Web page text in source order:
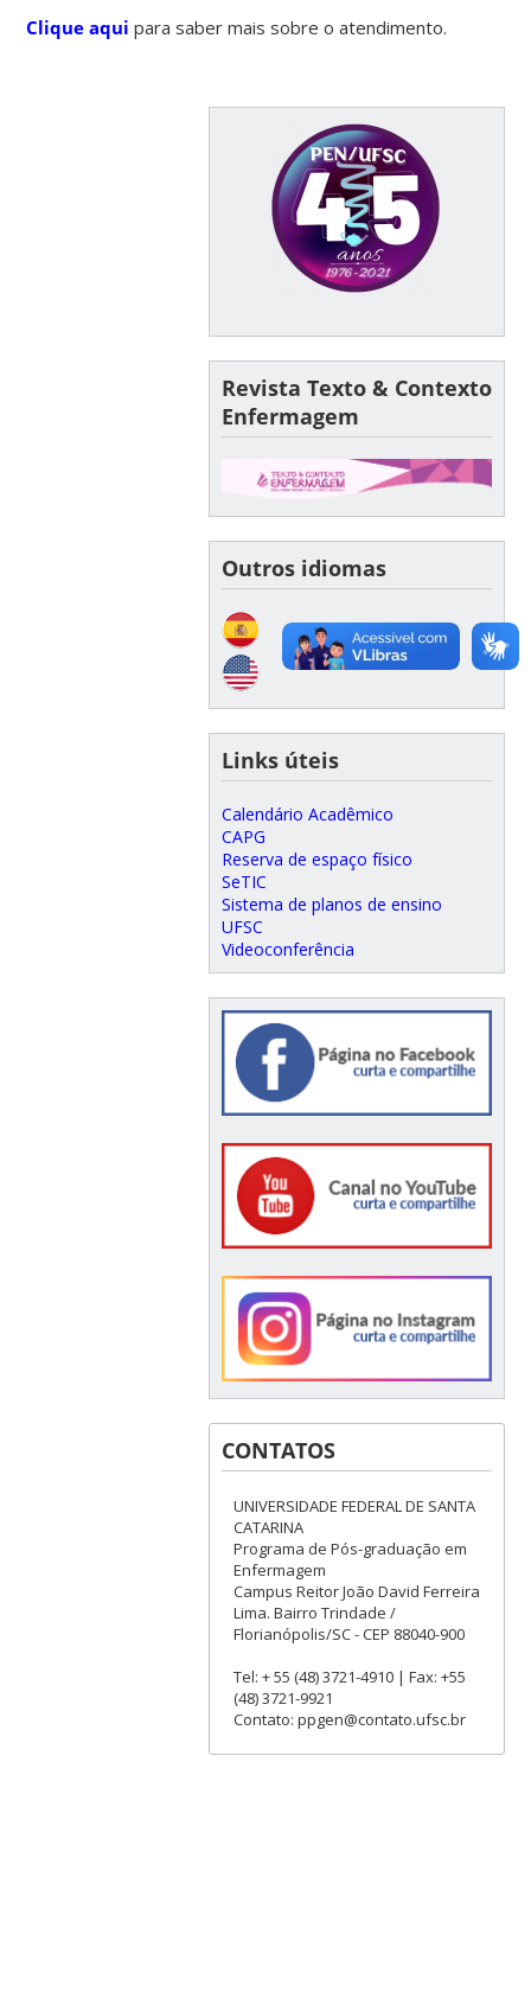
Clique aqui para saber mais sobre o atendimento.
Revista Texto & Contexto
Enfermagem
Outros idiomas
Links úteis
Calendário Acadêmico
CAPG
Reserva de espaço físico
SeTIC
Sistema de planos de ensino
UFSC
Videoconferência
CONTATOS
UNIVERSIDADE FEDERAL DE SANTA
CATARINA
Programa de Pós-graduação em
Enfermagem
Campus Reitor João David Ferreira
Lima. Bairro Trindade /
Florianópolis/SC - CEP 88040-900
Tel: + 55 (48) 3721-4910 | Fax: +55
(48) 3721-9921
Contato: ppgen@contato.ufsc.br